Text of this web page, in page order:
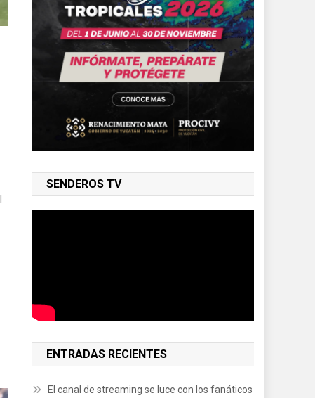
SENDEROS TV
ENTRADAS RECIENTES
El canal de streaming se luce con los fanáticos